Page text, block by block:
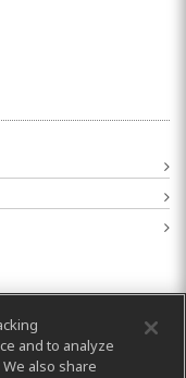
and to analyze
also share